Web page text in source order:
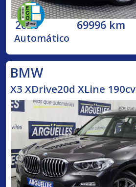
2020 69996 km
Automático
BMW
X3 XDrive20d XLine 190cv